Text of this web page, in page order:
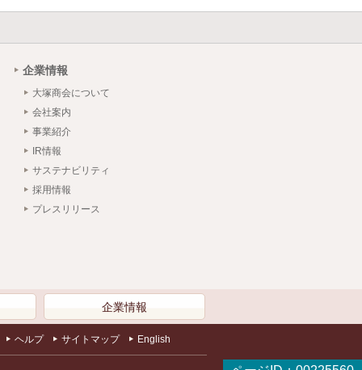
企業情報
大塚商会について
会社案内
事業紹介
IR情報
サステナビリティ
採用情報
プレスリリース
企業情報
ヘルプ サイトマップ English